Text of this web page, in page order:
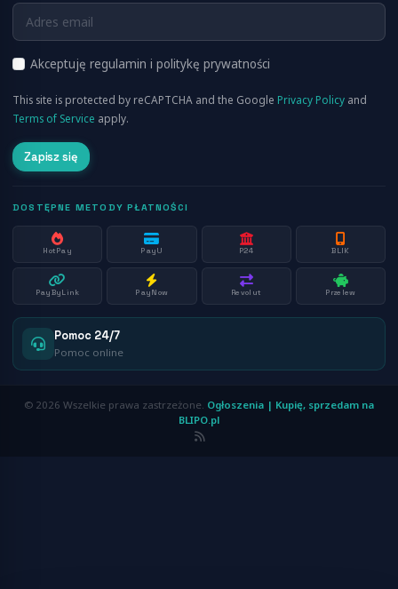
RSS
FAQ
Aplikacja Mobilna
Akceptuję regulamin i politykę prywatności
This site is protected by reCAPTCHA and the Google Privacy Policy and
Terms of Service apply.
Zapisz się
DOSTĘPNE METODY PŁATNOŚCI
HotPay PayU P24 BLIK
PayByLink PayNow Revolut Przelew
Pomoc 24/7
Pomoc online
© 2026 Wszelkie prawa zastrzeżone. Ogłoszenia | Kupię, sprzedam na
BLIPO.pl